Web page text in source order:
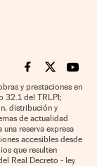
Cinco Días en
Cinco Días
Cinco
y prestaciones en
32.1 del TRLPI;
distribución y
de actualidad
reserva expresa
accesibles desde
que resulten
Real Decreto - ley